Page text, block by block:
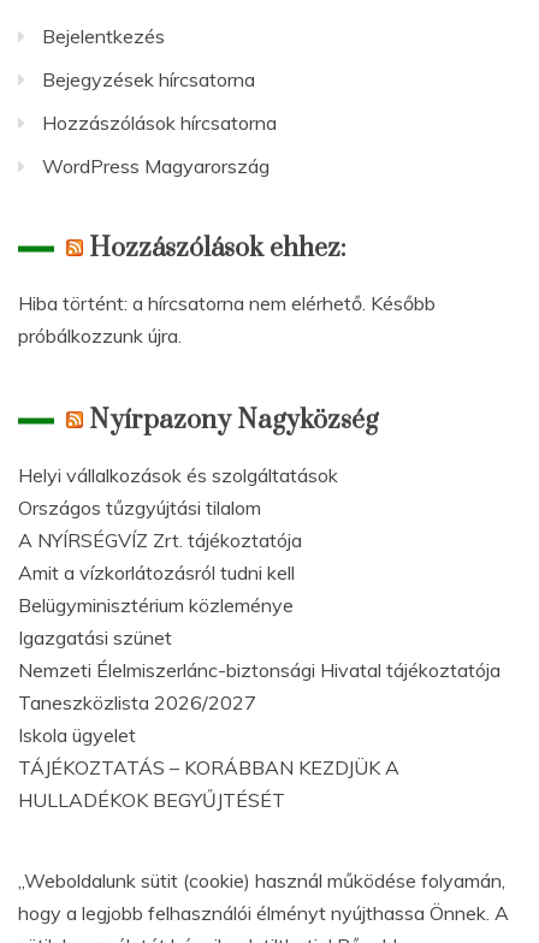
Bejelentkezés
Bejegyzések hírcsatorna
Hozzászólások hírcsatorna
WordPress Magyarország
Hozzászólások ehhez:
Hiba történt: a hírcsatorna nem elérhető. Később
próbálkozzunk újra.
Nyírpazony Nagyközség
Helyi vállalkozások és szolgáltatások
Országos tűzgyújtási tilalom
A NYÍRSÉGVÍZ Zrt. tájékoztatója
Amit a vízkorlátozásról tudni kell
Belügyminisztérium közleménye
Igazgatási szünet
Nemzeti Élelmiszerlánc-biztonsági Hivatal tájékoztatója
Taneszközlista 2026/2027
Iskola ügyelet
TÁJÉKOZTATÁS – KORÁBBAN KEZDJÜK A
HULLADÉKOK BEGYŰJTÉSÉT
„Weboldalunk sütit (cookie) használ működése folyamán,
hogy a legjobb felhasználói élményt nyújthassa Önnek. A